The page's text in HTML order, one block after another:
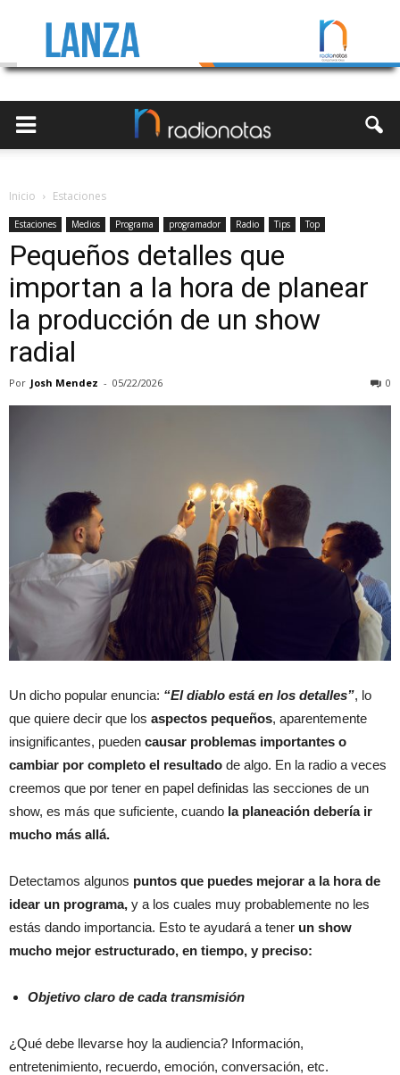
Inicio Estaciones
Estaciones Medios Programa programador Radio Tips Top
Pequeños detalles que
importan a la hora de planear
la producción de un show
radial
Por Josh Mendez - 05/22/2026 0
Un dicho popular enuncia: “El diablo está en los detalles”, lo
que quiere decir que los aspectos pequeños, aparentemente
insignificantes, pueden causar problemas importantes o
cambiar por completo el resultado de algo. En la radio a veces
creemos que por tener en papel definidas las secciones de un
show, es más que suficiente, cuando la planeación debería ir
mucho más allá.
Detectamos algunos puntos que puedes mejorar a la hora de
idear un programa, y a los cuales muy probablemente no les
estás dando importancia. Esto te ayudará a tener un show
mucho mejor estructurado, en tiempo, y preciso:
Objetivo claro de cada transmisión
¿Qué debe llevarse hoy la audiencia? Información,
entretenimiento, recuerdo, emoción, conversación, etc.